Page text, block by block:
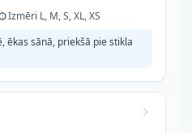
Izmēri L, M, S, XL, XS
ēkas sānā, priekšā pie stikla